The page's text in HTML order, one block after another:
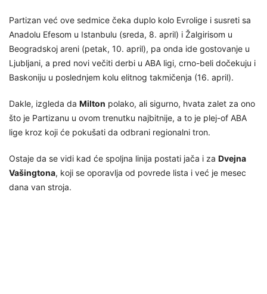
Partizan već ove sedmice čeka duplo kolo Evrolige i susreti sa
Anadolu Efesom u Istanbulu (sreda, 8. april) i Žalgirisom u
Beogradskoj areni (petak, 10. april), pa onda ide gostovanje u
Ljubljani, a pred novi večiti derbi u ABA ligi, crno-beli dočekuju i
Baskoniju u poslednjem kolu elitnog takmičenja (16. april).
Dakle, izgleda da Milton polako, ali sigurno, hvata zalet za ono
što je Partizanu u ovom trenutku najbitnije, a to je plej-of ABA
lige kroz koji će pokušati da odbrani regionalni tron.
Ostaje da se vidi kad će spoljna linija postati jača i za Dvejna
Vašingtona, koji se oporavlja od povrede lista i već je mesec
dana van stroja.